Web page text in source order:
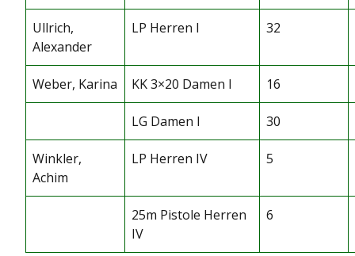
Ullrich,
Alexander
LP Herren I 32
Weber, Karina KK 3×20 Damen I 16
LG Damen I 30
Winkler,
Achim
LP Herren IV 5
25m Pistole Herren
IV
6